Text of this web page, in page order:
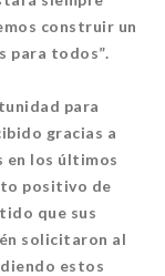
construir un
para todos”.
para
gracias a
en los últimos
positivo de
que sus
solicitaron al
estos